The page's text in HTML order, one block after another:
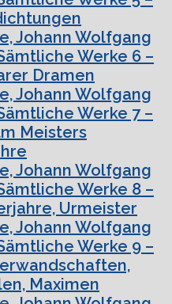
Johann Wolfgang
Werke 6 –
Dramen
Johann Wolfgang
Werke 7 –
Meisters
Johann Wolfgang
Werke 8 –
Urmeister
Johann Wolfgang
Werke 9 –
Maximen